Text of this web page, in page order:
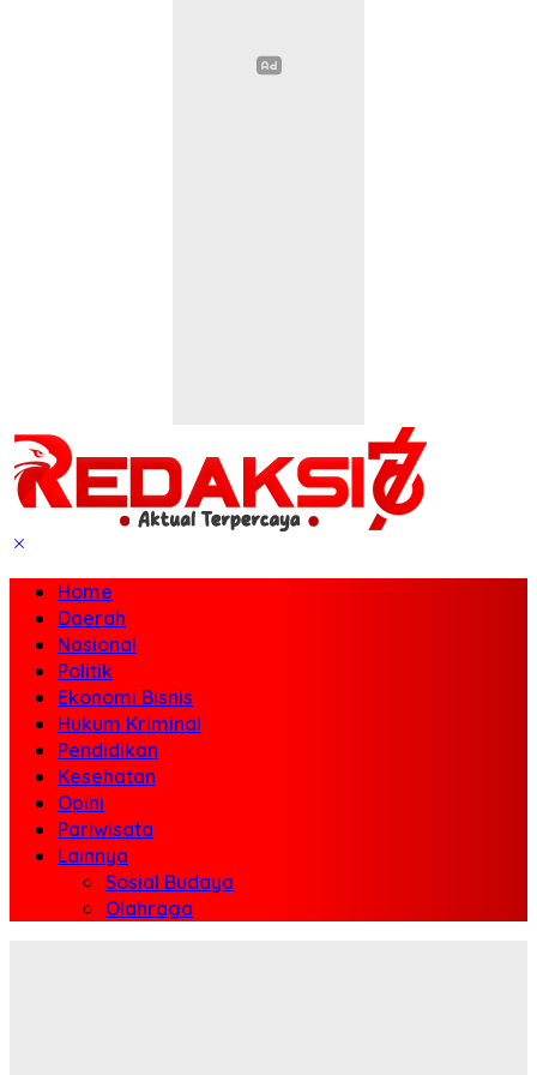
Home
Daerah
Nasional
Politik
Ekonomi Bisnis
Hukum Kriminal
Pendidikan
Kesehatan
Opini
Pariwisata
Lainnya
Sosial Budaya
Olahraga